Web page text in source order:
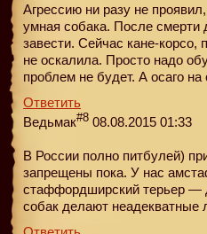
Агрессию ни разу не
умная собака. После смерти
завести. Сейчас кане-корсо,
не оскалила. Просто надо
проблем не будет. А осаго на
Ответить
Ведьмак#8 08.08.2015 01:33
В России полно питбулей)
запрещены пока. У нас
стаффордширский терьер —
собак делают неадекватные